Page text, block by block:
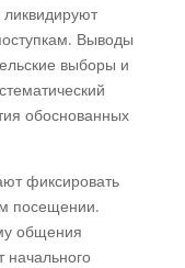
Выводы
выборы и
обоснованных
фиксировать
посещении.
общения
начального